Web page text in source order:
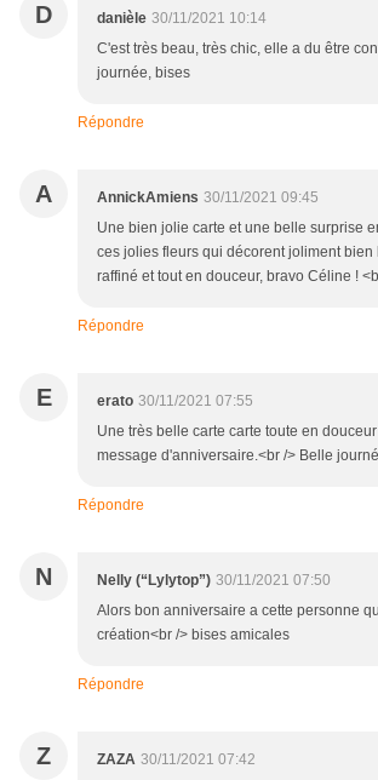
D danièle 30/11/2021 10:14
C'est très beau, très chic, elle a du être
journée, bises
Répondre
A AnnickAmiens 30/11/2021 09:45
Une bien jolie carte et une belle surprise
ces jolies fleurs qui décorent joliment bien
raffiné et tout en douceur, bravo Céline !
Répondre
E erato 30/11/2021 07:55
Une très belle carte carte toute en
message d'anniversaire.<br /> Belle
Répondre
N Nelly (“Lylytop”) 30/11/2021 07:50
Alors bon anniversaire a cette personne
création<br /> bises amicales
Répondre
Z ZAZA 30/11/2021 07:42